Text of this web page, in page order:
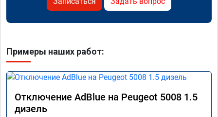
Примеры наших работ:
Отключение AdBlue на Peugeot 5008 1.5
дизель